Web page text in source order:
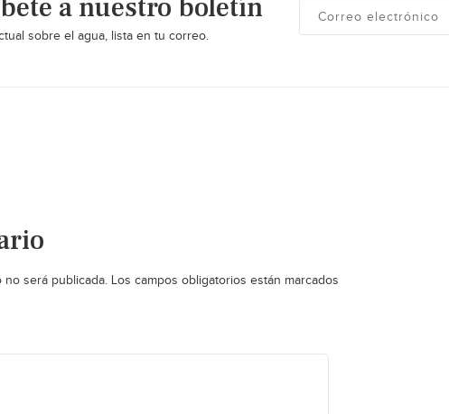
a nuestro boletín
sobre el agua, lista en tu correo.
será publicada. Los campos obligatorios están marcados